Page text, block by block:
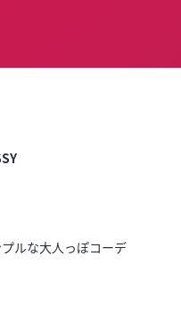
カウント一覧
ブライダルクラブ
ッフ募集（長期で働きたい方）
ルな大人っぽコーデ